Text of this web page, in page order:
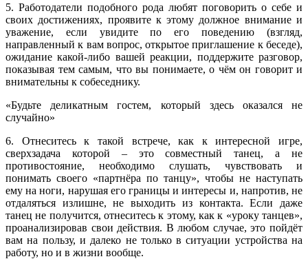
5. Работодатели подобного рода любят поговорить о себе и
своих достижениях, проявите к этому должное внимание и
уважение, если увидите по его поведению (взгляд,
направленный к вам вопрос, открытое приглашение к беседе),
ожидание какой-либо вашей реакции, поддержите разговор,
показывая тем самым, что вы понимаете, о чём он говорит и
внимательны к собеседнику.
«Будьте деликатным гостем, который здесь оказался не
случайно»
6. Отнеситесь к такой встрече, как к интересной игре,
сверхзадача которой – это совместный танец, а не
противостояние, необходимо слушать, чувствовать и
понимать своего «партнёра по танцу», чтобы не наступать
ему на ноги, нарушая его границы и интересы и, напротив, не
отдаляться излишне, не выходить из контакта. Если даже
танец не получится, отнеситесь к этому, как к «уроку танцев»,
проанализировав свои действия. В любом случае, это пойдёт
вам на пользу, и далеко не только в ситуации устройства на
работу, но и в жизни вообще.